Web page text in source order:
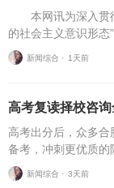
本网讯为深入贯彻
的社会主义意识形
挑战，扎实推进在风
的路径分析与研...
新闻综合 ⋅ 1天前
高考复读择校咨
高考出分后，众多
备考，冲刺更优质
选、考察、报名全流
保障细节，出现盲目
新闻综合 ⋅ 3天前